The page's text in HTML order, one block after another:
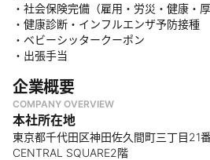
・社会保険完備（雇用・労災・健康・厚
・健康診断・インフルエンザ予防接種
・ベビーシッタークーポン
・出張手当
企業概要
COMPANY OVERVIEW
本社所在地
東京都千代田区神田佐久間町三丁目21
CENTRAL SQUARE2階